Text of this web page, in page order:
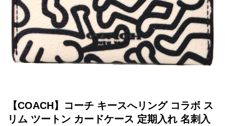
【COACH】コーチ キースへリング コラボ ス
リム ツートン カードケース 定期入れ 名刺入